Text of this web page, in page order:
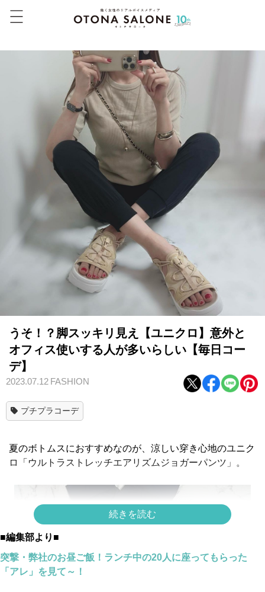
うそ！？脚スッキリ見え【ユニクロ】意外と
オフィス使いする人が多いらしい【毎日コー
デ】
2023.07.12 FASHION
プチプラコーデ
夏のボトムスにおすすめなのが、涼しい穿き心地のユニク
ロ「ウルトラストレッチエアリズムジョガーパンツ」。
続きを読む
■編集部より■
突撃・弊社のお昼ご飯！ランチ中の20人に座ってもらった
「アレ」を見て～！